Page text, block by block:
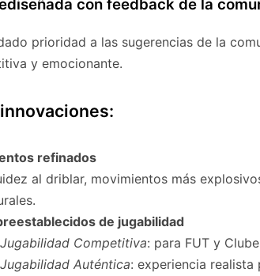
con feedback de la
prioridad a las sugerencias de la
y emocionante.
refinados
al driblar, movimientos más
de jugabilidad
Jugabilidad Competitiva: para FUT y
Jugabilidad Auténtica: experiencia realista